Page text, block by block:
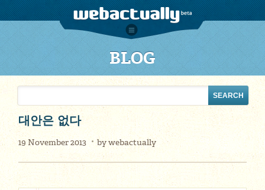
BLOG
대안은 없다
19 November 2013 bywebactually